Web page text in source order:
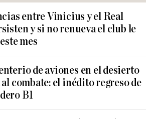
entre Vinicius y el Real
y si no renueva el club le
mes
de aviones en el desierto
combate: el inédito regreso de
B1